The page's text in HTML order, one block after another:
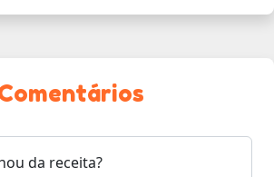
da receita?